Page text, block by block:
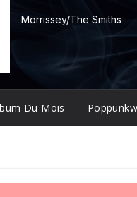
Morrissey/The Smiths
Du Mois